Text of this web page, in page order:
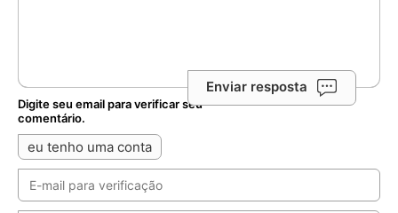
Enviar resposta
Digite seu email para verificar seu
comentário.
eu tenho uma conta